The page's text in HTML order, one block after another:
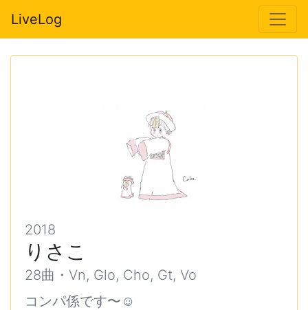
LiveLog
2018
りさこ
28曲・Vn, Glo, Cho, Gt, Vo
コンパ係です〜☺️